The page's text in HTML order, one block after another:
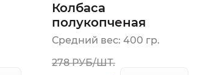
Колбаса
полукопченая
Новозаимская
Средний вес: 400 гр.
278 РУБ/ШТ.